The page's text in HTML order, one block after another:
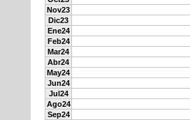
Nov23
Dic23
Ene24
Feb24
Mar24
Abr24
May24
Jun24
Jul24
Ago24
Sep24